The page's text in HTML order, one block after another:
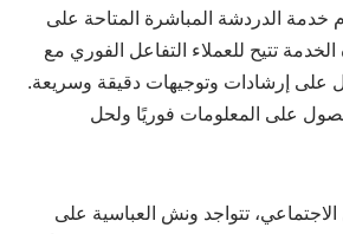
خدمة الدردشة المباشرة المتاحة على
الخدمة تتيح للعملاء التفاعل الفوري مع
على إرشادات وتوجيهات دقيقة وسريعة.
على المعلومات فوريًا ولحل
تتواجد ونش العباسية على